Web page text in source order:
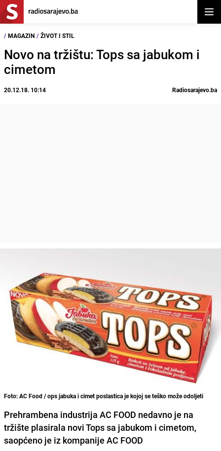
/ MAGAZIN / ŽIVOT I STIL
Novo na tržištu: Tops sa jabukom i
cimetom
20.12.18. 10:14 Radiosarajevo.ba
Foto: AC Food / ops jabuka i cimet poslastica je kojoj se teško može odoljeti
Prehrambena industrija AC FOOD nedavno je na
tržište plasirala novi Tops sa jabukom i cimetom,
saopćeno je iz kompanije AC FOOD